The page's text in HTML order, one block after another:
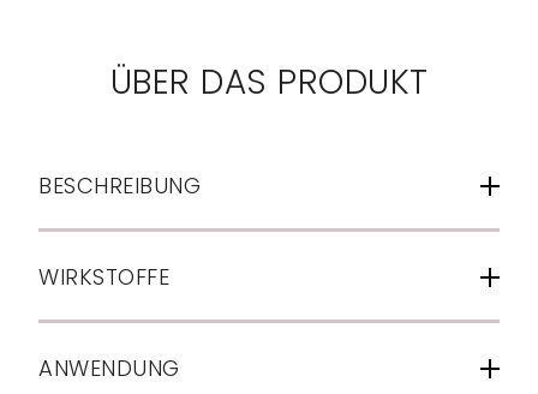
ÜBER DAS PRODUKT
BESCHREIBUNG
WIRKSTOFFE
ANWENDUNG